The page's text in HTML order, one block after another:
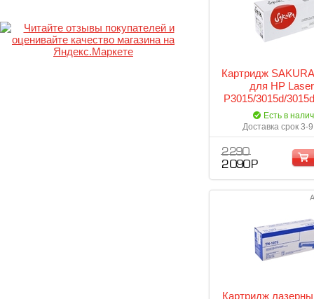
Картридж
для HP
P3015/3015d/
черный,
Есть в
Доставка срок 3-
2 290
2 090 Р
Картридж